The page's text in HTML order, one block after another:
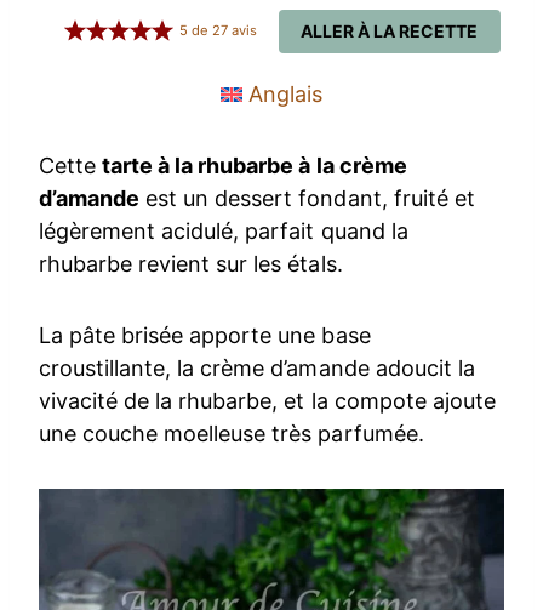
ALLER À LA RECETTE
5 de27 avis
Anglais
Cettetarte à la rhubarbe à la crème
d’amande est un dessert fondant, fruité et
légèrement acidulé, parfait quand la
rhubarbe revient sur les étals.
La pâte brisée apporte une base
croustillante, la crème d’amande adoucit la
vivacité de la rhubarbe, et la compote ajoute
une couche moelleuse très parfumée.